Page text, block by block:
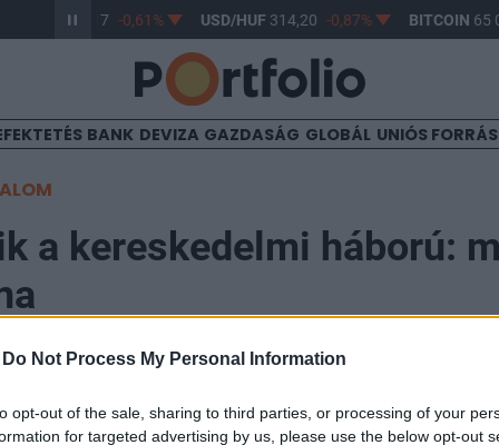
Do Not Process My Personal Information
opt-out of the sale, sharing to third parties, or processing of your
for targeted advertising by us, please use the below opt-out
363,17 -0,61% USD/HUF314,20 -0,87% BITCOIN65
BANK DEVIZA GAZDASÁG GLOBÁL UNIÓS
a kereskedelmi háború: